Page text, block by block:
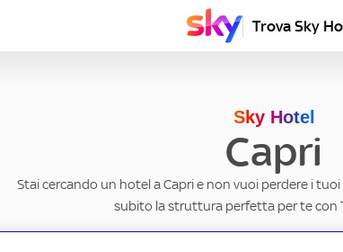
Trova Sky
Sky Hotel
Capri
Stai cercando un hotel a Capri e non vuoi perdere i
subito la struttura perfetta per te con